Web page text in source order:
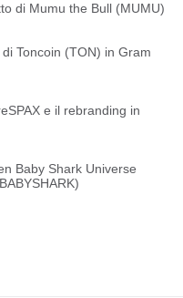
di Mumu the Bull (MUMU)
Toncoin (TON) in Gram
e il rebranding in
Baby Shark Universe